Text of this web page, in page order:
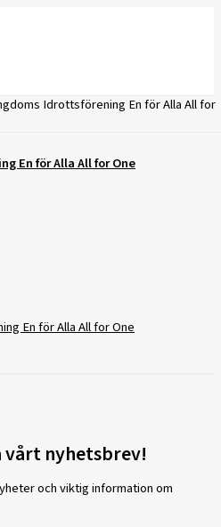
Idrottsförening En för Alla All for
En för Alla All for One
En för Alla All for One
vårt nyhetsbrev!
och viktig information om